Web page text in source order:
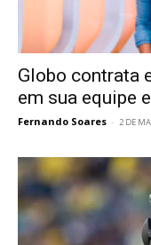
Globo contrata
em sua equipe
Fernando Soares - 2 DE